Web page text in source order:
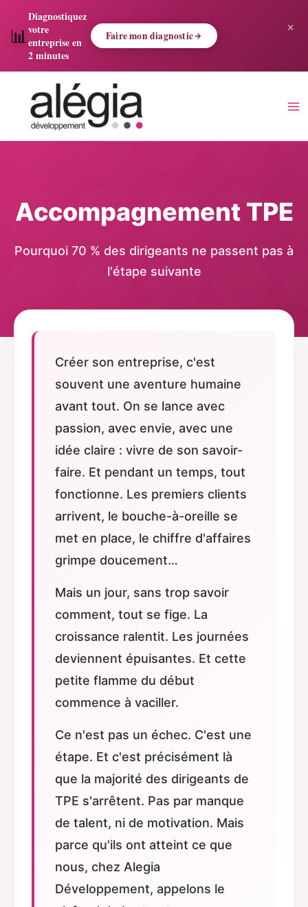
📊
Diagnostiquez
votre
entreprise en
2 minutes
Faire mon diagnostic
×
contenu
Accompagnement TPE
Pourquoi 70 % des dirigeants ne passent pas à
l'étape suivante
Créer son entreprise, c'est
souvent une aventure humaine
avant tout. On se lance avec
passion, avec envie, avec une
idée claire : vivre de son savoir-
faire. Et pendant un temps, tout
fonctionne. Les premiers clients
arrivent, le bouche-à-oreille se
met en place, le chiffre d'affaires
grimpe doucement…
Mais un jour, sans trop savoir
comment, tout se fige. La
croissance ralentit. Les journées
deviennent épuisantes. Et cette
petite flamme du début
commence à vaciller.
Ce n'est pas un échec. C'est une
étape. Et c'est précisément là
que la majorité des dirigeants de
TPE s'arrêtent. Pas par manque
de talent, ni de motivation. Mais
parce qu'ils ont atteint ce que
nous, chez Alegia
Développement, appelons le
adresse